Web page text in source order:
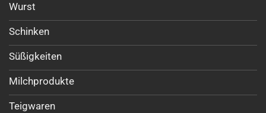
Wurst
Schinken
Süßigkeiten
Milchprodukte
Teigwaren